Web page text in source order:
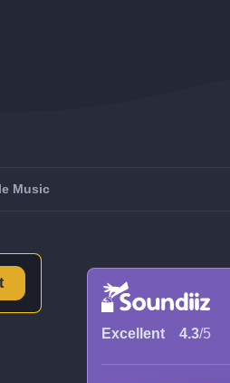
Music
Excellent 4.3/5